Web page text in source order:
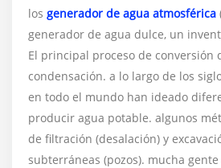
los generador de agua atmosférica
generador de agua dulce, un
El principal proceso de conversión
condensación. a lo largo de los
en todo el mundo han ideado
producir agua potable. algunos
de filtración (desalación) y
subterráneas (pozos). mucha